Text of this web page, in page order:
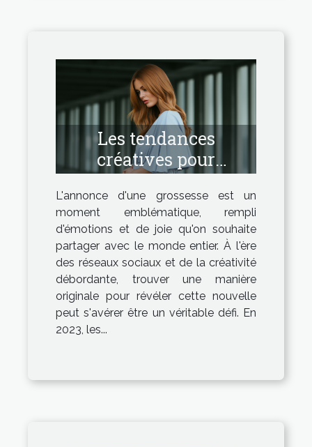
Les tendances
créatives pour
annoncer une
grossesse en 2023
L'annonce d'une grossesse est un
moment emblématique, rempli
d'émotions et de joie qu'on souhaite
partager avec le monde entier. À l'ère
des réseaux sociaux et de la créativité
débordante, trouver une manière
originale pour révéler cette nouvelle
peut s'avérer être un véritable défi. En
2023, les...